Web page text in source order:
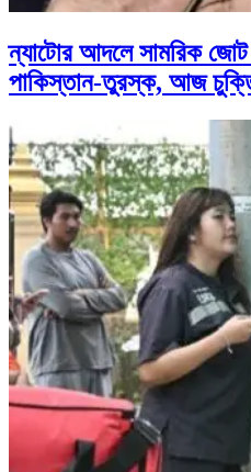
ন্যাটোর আদলে সামরিক
পাকিস্তান-তুরস্ক, আজ